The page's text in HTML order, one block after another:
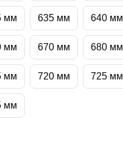
мм 635 мм 640 мм
мм 670 мм 680 мм
мм 720 мм 725 мм
мм